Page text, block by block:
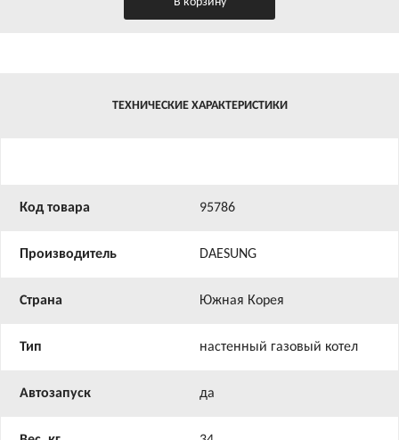
ТЕХНИЧЕСКИЕ ХАРАКТЕРИСТИКИ
Код товара 95786
Производитель DAESUNG
Страна Южная Корея
Тип настенный газовый котел
Автозапуск да